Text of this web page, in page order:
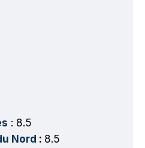
: 8.5
Nord : 8.5